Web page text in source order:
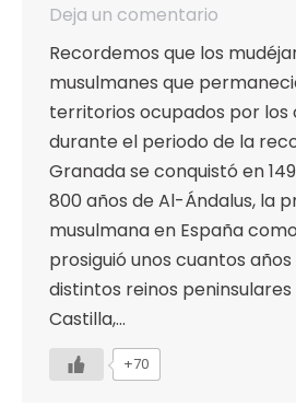
Deja un comentario
Recordemos que los
musulmanes que
territorios ocupados por los
durante el periodo de la
Granada se conquistó en
800 años de Al-Ándalus, la
musulmana en España
prosiguió unos cuantos
distintos reinos peninsulares
Castilla,…
+70